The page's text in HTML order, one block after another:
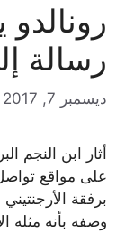
رونالدو
رسالة
ديسمبر 7, 2017
أثار ابن النجم
على مواقع
برفقة
وصفه بأنه مثله